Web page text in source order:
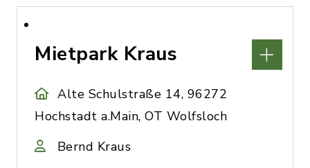
Mietpark Kraus
Alte Schulstraße 14, 96272
Hochstadt a.Main, OT Wolfsloch
Bernd Kraus